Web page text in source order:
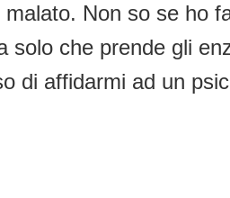
Non so se ho
solo che prende gli
di affidarmi ad un